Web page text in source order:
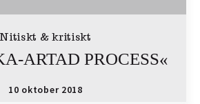
Nitiskt & kritiskt
ARTAD PROCESS«
10 oktober 2018